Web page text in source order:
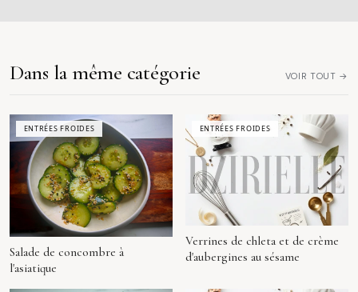
Dans la même catégorie VOIR TOUT →
ENTRÉES FROIDES
Salade de concombre à
l'asiatique
ENTRÉES FROIDES
Verrines de chleta et de crème
d'aubergines au sésame